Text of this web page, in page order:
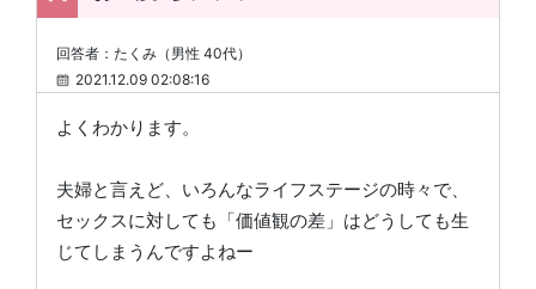
回答者：たくみ（男性 40代）
2021.12.09 02:08:16
よくわかります。
夫婦と言えど、いろんなライフステージの時々で、
セックスに対しても「価値観の差」はどうしても生
じてしまうんですよねー